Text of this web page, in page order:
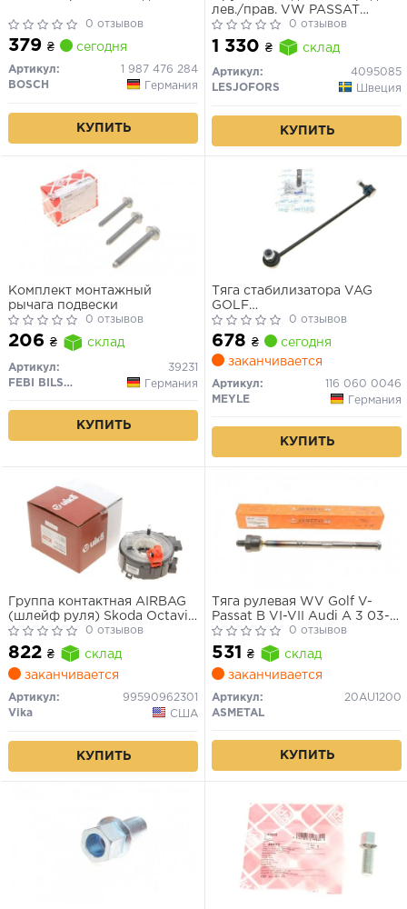
0 отзывов
379 ₴ сегодня
Артикул:
1 987 476 284
BOSCH
Германия
КУПИТЬ
лев./прав. VW PASSAT
2.0FSI 09.05-11.00
0 отзывов
1 330 ₴ склад
Артикул:
4095085
LESJOFORS
Швеция
КУПИТЬ
Комплект монтажный
рычага подвески
0 отзывов
206 ₴ склад
Артикул:
39231
FEBI BILSTEIN
Германия
КУПИТЬ
Тяга стабилизатора VAG
GOLF
4/5/6/7/PASSAT/JETTA/
01- передн.лев./прав.
0 отзывов
678 ₴
сегодня
заканчивается
Артикул:
116 060 0046
MEYLE
Германия
КУПИТЬ
Группа контактная AIRBAG
(шлейф руля) Skoda Octavia
(04-08,09-)/VW Caddy (04-
11), Golf (04-), Jetta (06-11),
Tiguan (08-11)
(99590962301) VIKA
0 отзывов
822 ₴
склад
заканчивается
Артикул:
99590962301
Vika
США
КУПИТЬ
Тяга рулевая WV Golf V-
Passat B VI-VII Audi A 3 03--
-Skoda Octavia A 5 Superb
New-Yeti
0 отзывов
531 ₴
склад
заканчивается
Артикул:
20AU1200
ASMETAL
КУПИТЬ